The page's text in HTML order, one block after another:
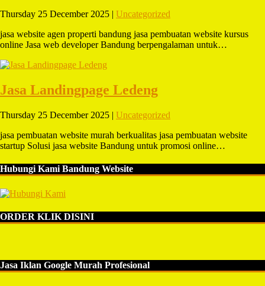
Thursday 25 December 2025 | Uncategorized
jasa website agen properti bandung jasa pembuatan website kursus
online Jasa web developer Bandung berpengalaman untuk…
Jasa Landingpage Ledeng
Thursday 25 December 2025 | Uncategorized
jasa pembuatan website murah berkualitas jasa pembuatan website
startup Solusi jasa website Bandung untuk promosi online…
Hubungi Kami Bandung Website
ORDER KLIK DISINI
Jasa Iklan Google Murah Profesional